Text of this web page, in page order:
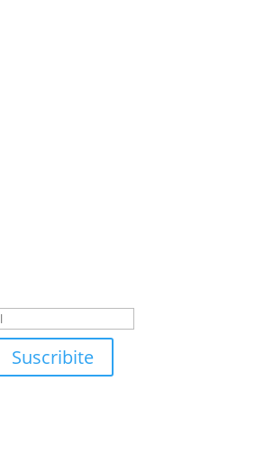
Suscribite